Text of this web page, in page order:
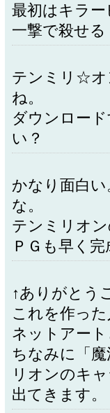
最初はキラ
一撃で殺せる
テンミリ☆オ
ね。
ダウンロー
い？
かなり面白
な。
テンミリオ
ＰＧも早く完
↑ありがとう
これを作っ
ネットアート
ちなみに「
リオンのキ
出てきます。